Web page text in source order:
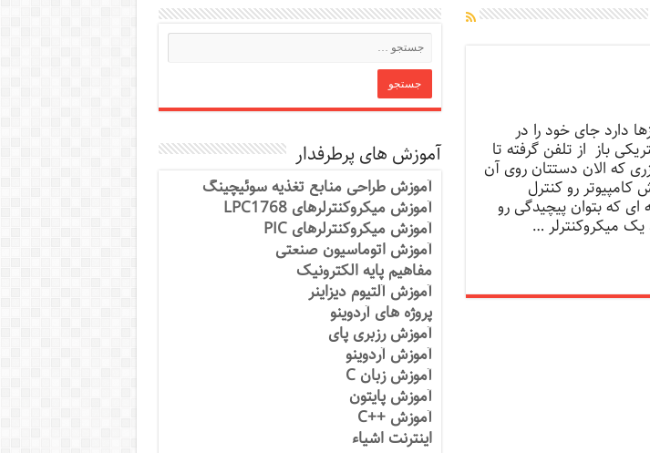
دارد جای خود را در
باز از تلفن گرفته تا
که الان دستتان روی آن
رو کنترل
ای که بتوان پیچیدگی رو
یک میکروکنترلر …
آموزش های پرطرفدار
آموزش طراحی منابع تغذیه سوئیچینگ
آموزش میکروکنترلرهای LPC1768
آموزش میکروکنترلرهای PIC
آموزش اتوماسیون صنعتی
مفاهیم پایه الکترونیک
آموزش آلتیوم دیزاینر
پروژه های آردوینو
آموزش رزبری پای
آموزش آردوینو
آموزش زبان C
آموزش پایتون
آموزش ++C
اینترنت اشیاء